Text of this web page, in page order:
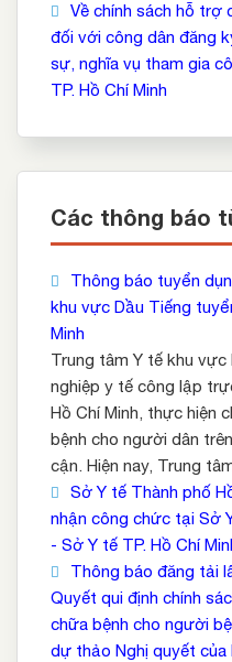
Về chính sách hỗ trợ
đối với công dân đăng
sự, nghĩa vụ tham gia
TP. Hồ Chí Minh
Các thông báo
Thông báo tuyển
khu vực Dầu Tiếng
Minh
Trung tâm Y tế khu
nghiệp y tế công lập
Hồ Chí Minh, thực hiện
bệnh cho người dân
cận. Hiện nay, Trung
Sở Y tế Thành phố
nhận công chức tại Sở
- Sở Y tế TP. Hồ Chí
Thông báo đăng tải
Quyết qui định chính
chữa bệnh cho người
dự thảo Nghị quyết của